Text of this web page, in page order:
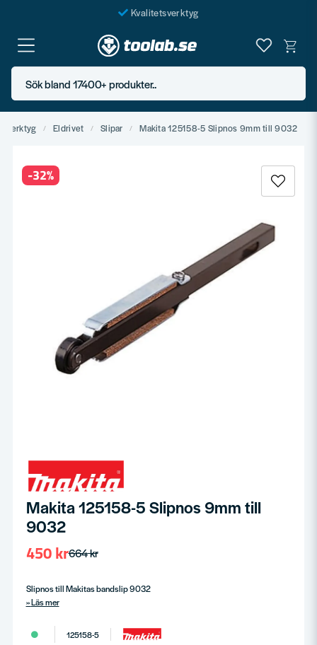
Kvalitetsverktyg
Fraktfritt över 999 SEK*
En järnhandel för alla
Butik i Göteborg
Sök bland 17400+ produkter..
Eldrivet Slipar Makita 125158-5 Slipnos 9mm till 9032
-32%
Makita 125158-5 Slipnos 9mm till
9032
664 kr
450 kr
Slipnos till Makitas bandslip 9032
Läs mer
125158-5